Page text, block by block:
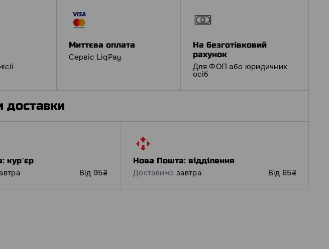
Миттєва оплата
Сервіс LiqPay
На безготівковий
рахунок
Для ФОП або юридичних
осіб
доставки
курʼєр
Від 95₴
Нова Пошта: відділення
Доставимо завтра Від 65₴